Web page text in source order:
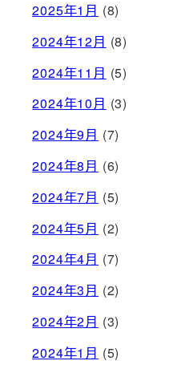
2025年1月 (8)
2024年12月 (8)
2024年11月 (5)
2024年10月 (3)
2024年9月 (7)
2024年8月 (6)
2024年7月 (5)
2024年5月 (2)
2024年4月 (7)
2024年3月 (2)
2024年2月 (3)
2024年1月 (5)